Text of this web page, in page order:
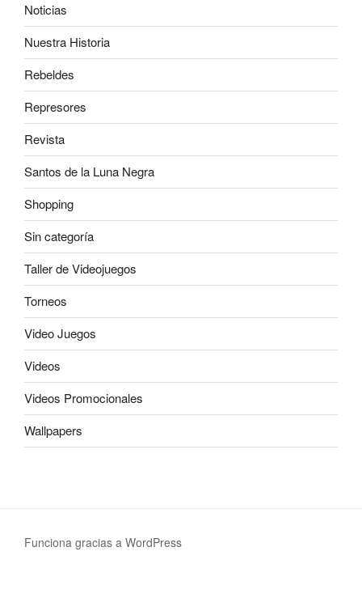
Noticias
Nuestra Historia
Rebeldes
Represores
Revista
Santos de la Luna Negra
Shopping
Sin categoría
Taller de Videojuegos
Torneos
Video Juegos
Videos
Videos Promocionales
Wallpapers
Funciona gracias a WordPress